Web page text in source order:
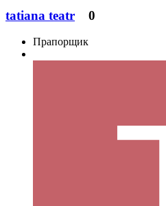
tatiana teatr 0
Прапорщик